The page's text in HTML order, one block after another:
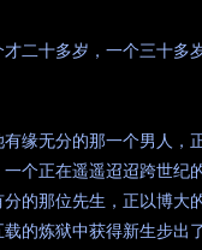
二十多岁，一个三十多
缘无分的那一个男人，
个正在遥遥迢迢跨世纪
的那位先生，正以博大
的炼狱中获得新生步出